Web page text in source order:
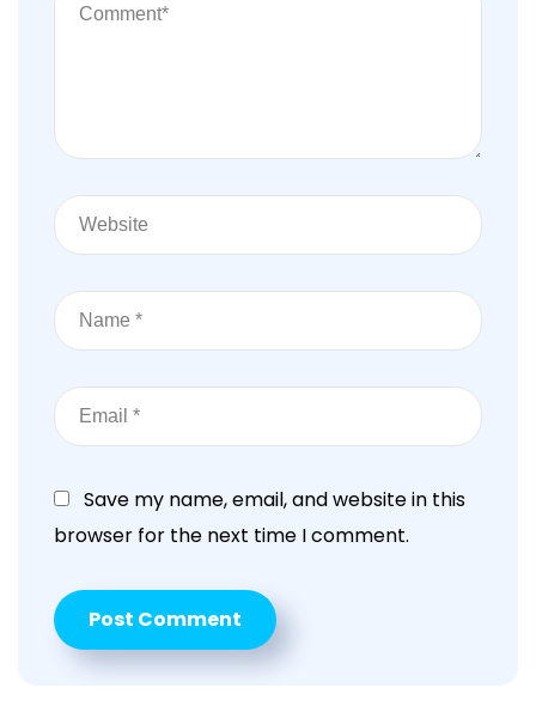
Save my name, email, and website in this
browser for the next time I comment.